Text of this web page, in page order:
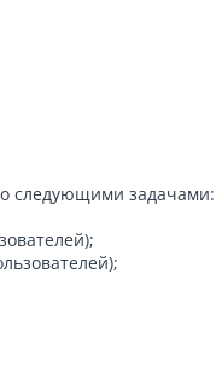
следующими задачами: